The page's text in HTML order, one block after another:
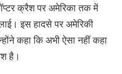
क्रैश पर अमेरिका तक में
इस हादसे पर अमेरिकी
कहा कि अभी ऐसा नहीं कहा
है।